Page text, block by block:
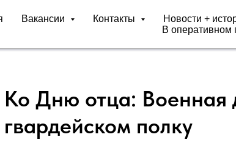
Вакансии Контакты Новости +
В оперативном
Ко Дню отца: Военная
гвардейском полку